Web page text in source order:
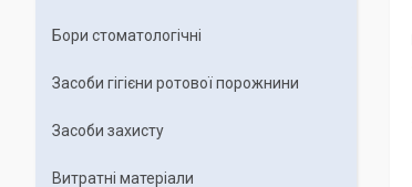
Бори стоматологічні
Засоби гігієни ротової порожнини
Засоби захисту
Витратні матеріали